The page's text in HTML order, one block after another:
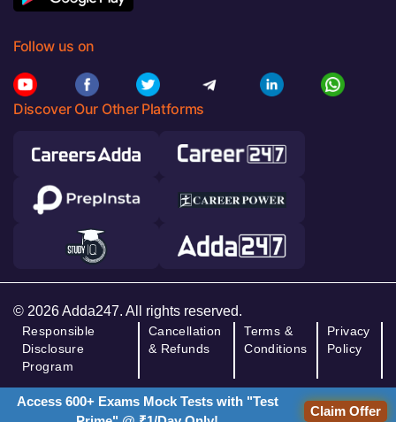
Follow us on
Discover Our Other Platforms
© 2026 Adda247. All rights reserved.
Responsible
Disclosure
Program
Cancellation
& Refunds
Terms &
Conditions
Privacy
Policy
Access 600+ Exams Mock Tests with "Test
Claim Offer